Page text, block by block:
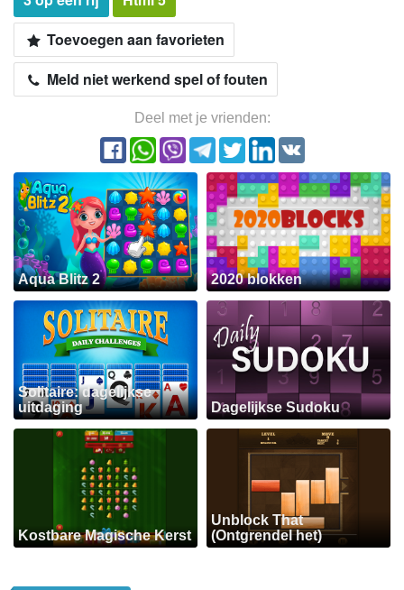
Toevoegen aan favorieten
Meld niet werkend spel of fouten
Deel met je vrienden:
Aqua Blitz 2 2020 blokken
Solitaire: dagelijkse
uitdaging
Dagelijkse Sudoku
Kostbare Magische Kerst
Unblock That
(Ontgrendel het)